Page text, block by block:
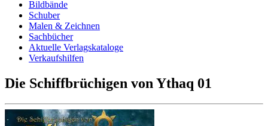
Bildbände
Schuber
Malen & Zeichnen
Sachbücher
Aktuelle Verlagskataloge
Verkaufshilfen
Die Schiffbrüchigen von Ythaq 01